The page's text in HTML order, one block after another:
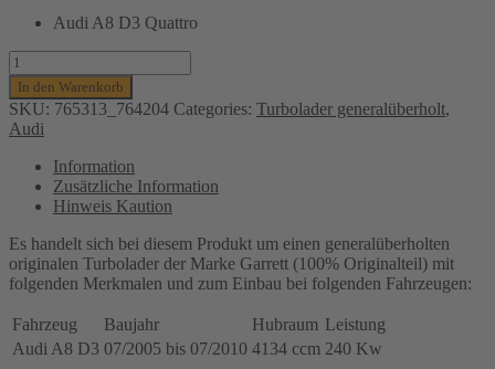
Audi A8 D3 Quattro
Turbolader
GARRETT
(generalüberholt)
links
und
TDI
-
240
Kw,
BVN
MOTOR
(DIESEL),
In den Warenkorb
SKU: 765313_764204 Categories: Turbolader generalüberholt,
Audi
Information
Zusätzliche Information
Hinweis Kaution
Es handelt sich bei diesem Produkt um einen generalüberholten
originalen Turbolader der Marke Garrett (100% Originalteil) mit
folgenden Merkmalen und zum Einbau bei folgenden Fahrzeugen:
Fahrzeug Baujahr Hubraum Leistung
Audi A8 D3 07/2005 bis 07/2010 4134 ccm 240 Kw